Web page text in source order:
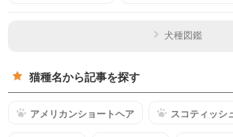
犬種図鑑
猫種名から記事を探す
アメリカンショートヘア スコティッシ